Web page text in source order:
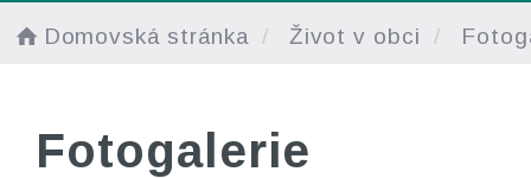
Domovská stránka Život v obci
Fotogalerie